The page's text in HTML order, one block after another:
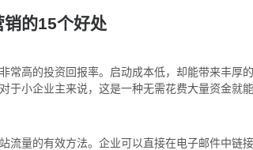
销的15个好处
常高的投资回报率。启动成本低，却能带来丰厚
于小企业主来说，这是一种无需花费大量资金就
流量的有效方法。企业可以直接在电子邮件中链